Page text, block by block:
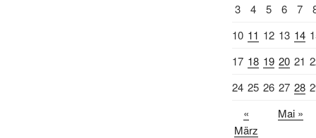
3
4 5 6 7
10 11 12 13 14
17 18 19 20 21
24 25 26 27 28
«
März
Mai »